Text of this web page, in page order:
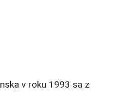
v roku 1993 sa z